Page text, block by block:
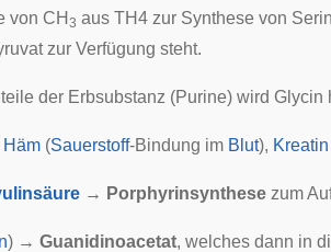
von CH 3 aus TH4 zur Synthese von
zur Verfügung steht.
der Erbsubstanz (Purine) wird Glycin
Häm (Sauerstoff-Bindung im Blut), Kreatin
→ Porphyrinsynthese zum
) → Guanidinoacetat, welches dann in